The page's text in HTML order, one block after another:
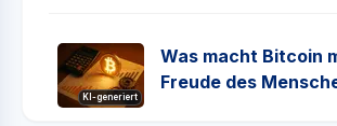
KI-generiert
Was macht Bitcoin
Freude des